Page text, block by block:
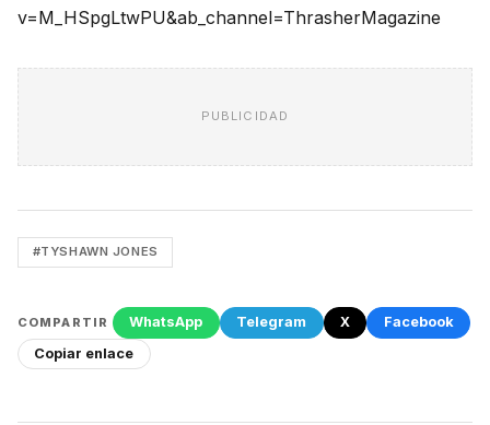
v=M_HSpgLtwPU&ab_channel=ThrasherMagazine
PUBLICIDAD
#TYSHAWN JONES
COMPARTIR WhatsApp Telegram X
Facebook
Copiar enlace